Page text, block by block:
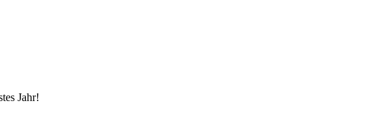
Jahr!